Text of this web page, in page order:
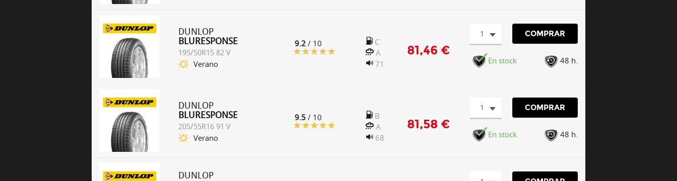
DUNLOP
BLURESPONSE
195/50R15 82 V
Verano
9.2 / 10
C
A
71
81,46 €
1 COMPRAR
En stock 48 h.
DUNLOP
BLURESPONSE
205/55R16 91 V
Verano
9.5 / 10
B
A
68
81,58 €
1 COMPRAR
En stock 48 h.
DUNLOP